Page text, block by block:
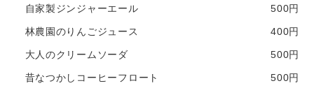
自家製ジンジャーエール 500円
林農園のりんごジュース 400円
大人のクリームソーダ 500円
昔なつかしコーヒーフロート 500円